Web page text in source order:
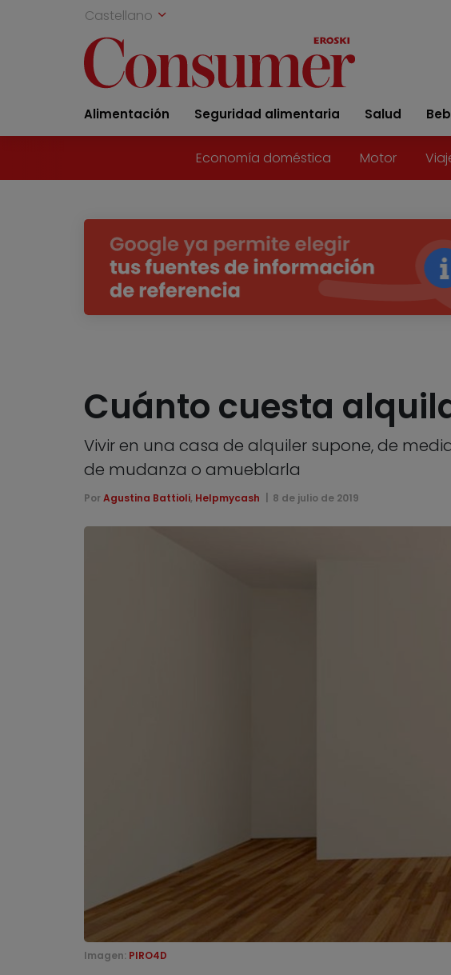
Castellano
Alimentación Seguridad alimentaria Salud
Economía doméstica Motor
Cuánto cuesta
Vivir en una casa de alquiler supone, de
de mudanza o amueblarla
Por Agustina Battioli, Helpmycash 8 de julio de 2019
Imagen: PIRO4D